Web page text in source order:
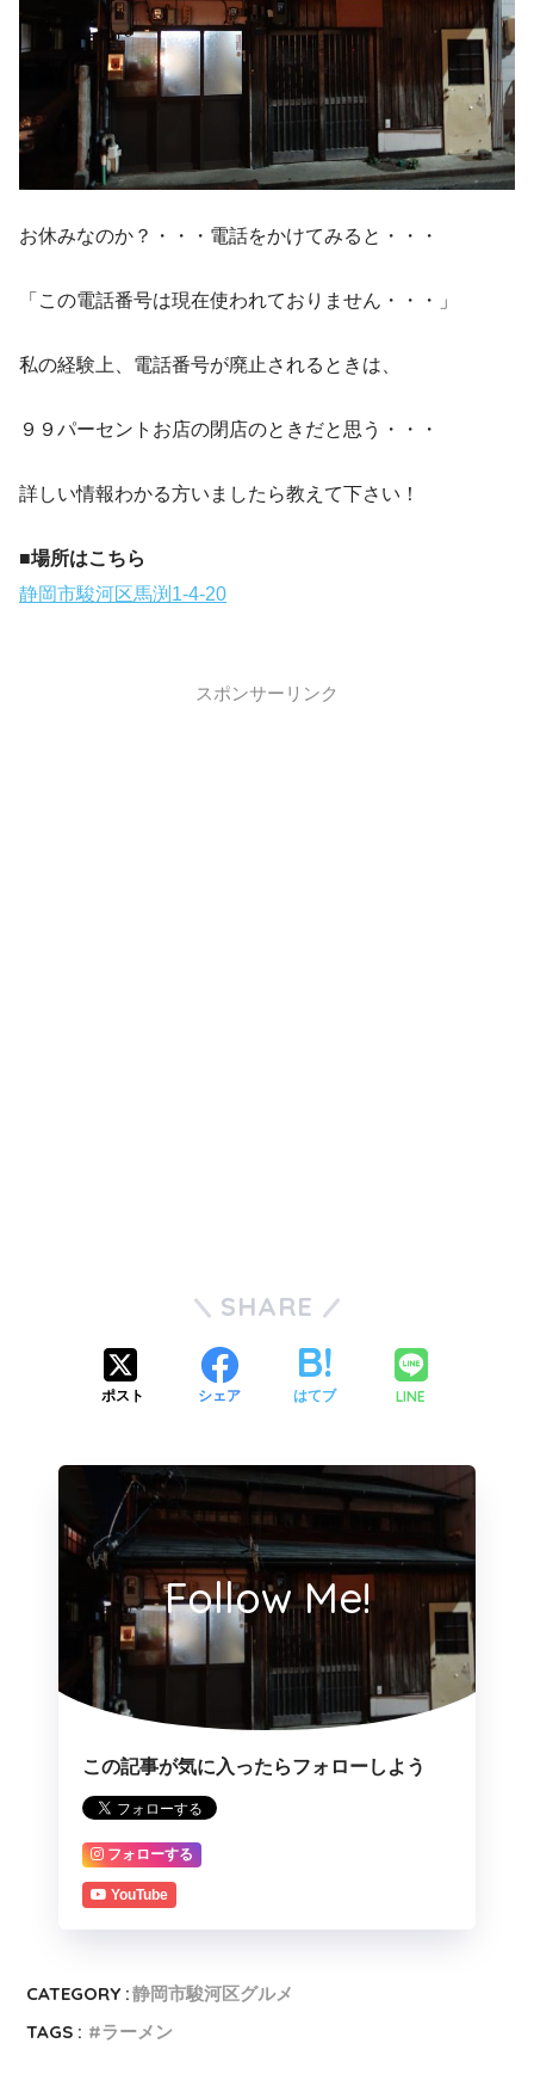
お休みなのか？・・・電話をかけてみると・・・
「この電話番号は現在使われておりません・・・」
私の経験上、電話番号が廃止されるときは、
９９パーセントお店の閉店のときだと思う・・・
詳しい情報わかる方いましたら教えて下さい！
■場所はこちら
静岡市駿河区馬渕1-4-20
スポンサーリンク
SHARE
ポスト シェア はてブ LINE
Follow Me!
この記事が気に入ったらフォローしよう
フォローする
YouTube
CATEGORY :静岡市駿河区グルメ
TAGS :
ラーメン